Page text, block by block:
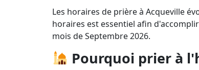
Les horaires de prière à Acqueville
horaires est essentiel afin
mois de Septembre 2026.
Pourquoi prier à